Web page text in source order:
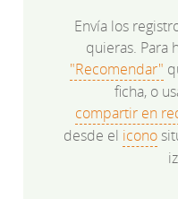
Envía los
quieras. Para
"Recomendar"
ficha, o
compartir en
desde el icono